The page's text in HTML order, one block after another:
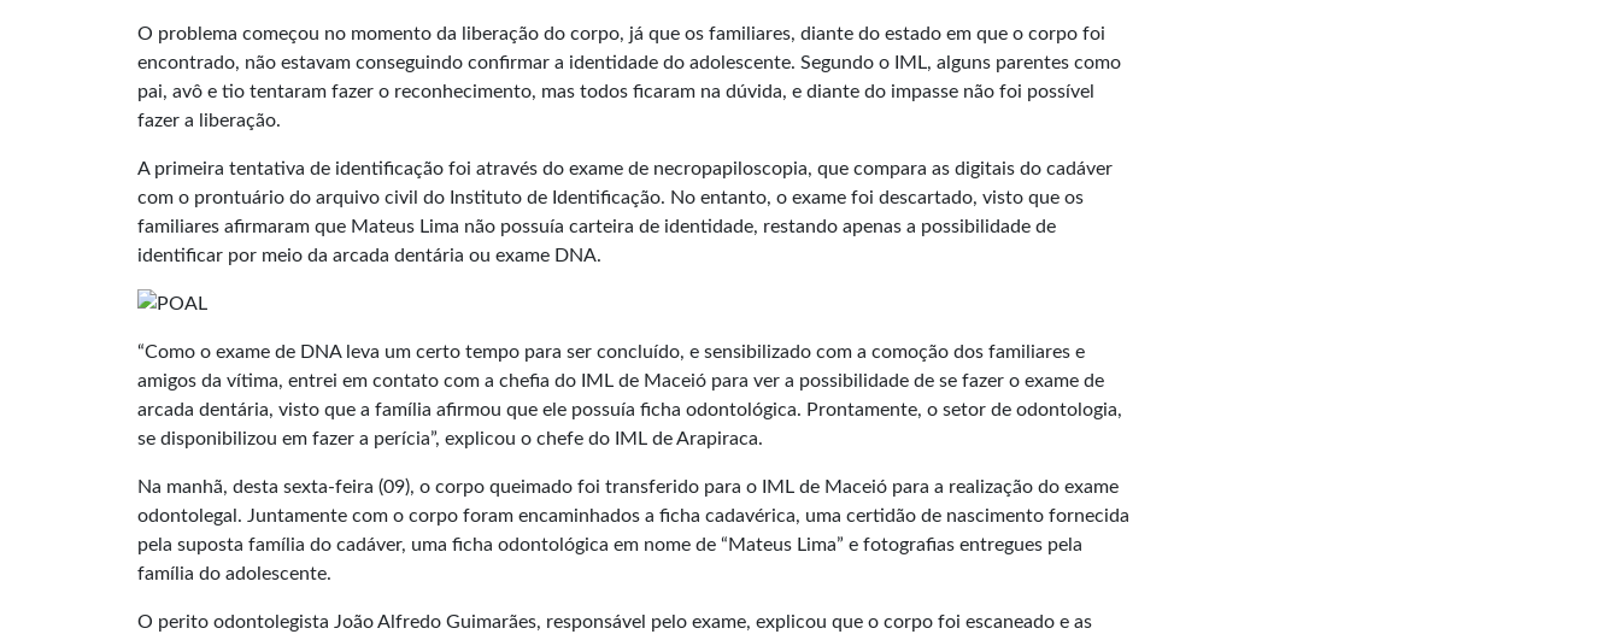
O problema começou no momento da liberação do corpo, já que os familiares, diante do estado em que o corpo foi
encontrado, não estavam conseguindo confirmar a identidade do adolescente. Segundo o IML, alguns parentes como
pai, avô e tio tentaram fazer o reconhecimento, mas todos ficaram na dúvida, e diante do impasse não foi possível
fazer a liberação.
A primeira tentativa de identificação foi através do exame de necropapiloscopia, que compara as digitais do cadáver
com o prontuário do arquivo civil do Instituto de Identificação. No entanto, o exame foi descartado, visto que os
familiares afirmaram que Mateus Lima não possuía carteira de identidade, restando apenas a possibilidade de
identificar por meio da arcada dentária ou exame DNA.
“Como o exame de DNA leva um certo tempo para ser concluído, e sensibilizado com a comoção dos familiares e
amigos da vítima, entrei em contato com a chefia do IML de Maceió para ver a possibilidade de se fazer o exame de
arcada dentária, visto que a família afirmou que ele possuía ficha odontológica. Prontamente, o setor de odontologia,
se disponibilizou em fazer a perícia”, explicou o chefe do IML de Arapiraca.
Na manhã, desta sexta-feira (09), o corpo queimado foi transferido para o IML de Maceió para a realização do exame
odontolegal. Juntamente com o corpo foram encaminhados a ficha cadavérica, uma certidão de nascimento fornecida
pela suposta família do cadáver, uma ficha odontológica em nome de “Mateus Lima” e fotografias entregues pela
família do adolescente.
O perito odontolegista João Alfredo Guimarães, responsável pelo exame, explicou que o corpo foi escaneado e as